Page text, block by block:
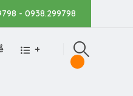
- 0938.299798
+